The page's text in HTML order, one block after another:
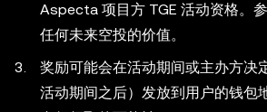
Aspecta 项目方 TGE 活动资格。
任何未来空投的价值。
奖励可能会在活动期间或主办方决
活动期间之后）发放到用户的钱包